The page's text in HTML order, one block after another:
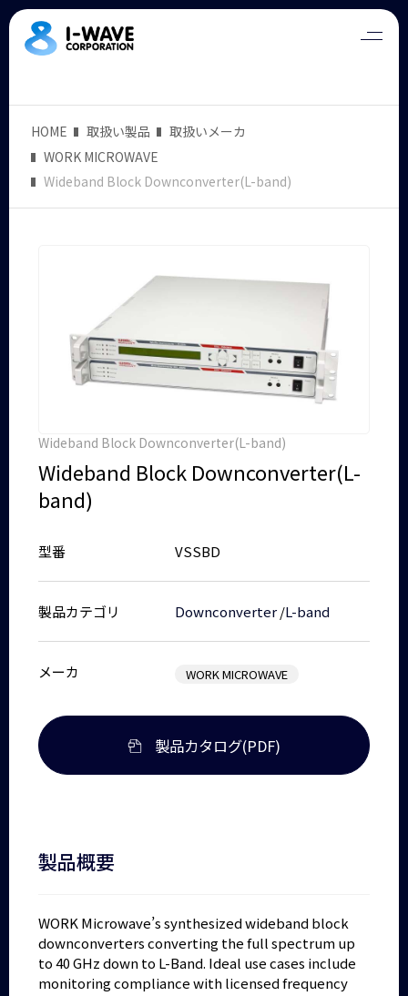
HOME 取扱い製品
取扱いメーカ
WORK MICROWAVE
Wideband Block Downconverter(L-band)
Wideband Block Downconverter(L-band)
Wideband Block Downconverter(L-
band)
型番 VSSBD
製品カテゴリ Downconverter/L-band
メーカ WORK MICROWAVE
製品カタログ(PDF)
製品概要
WORK Microwave’s synthesized wideband block
downconverters converting the full spectrum up
to 40 GHz down to L-Band. Ideal use cases include
monitoring compliance with licensed frequency